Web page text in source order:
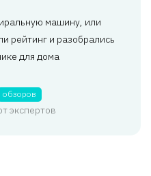
машину, или
рейтинг и разобрались
для дома
обзоров
экспертов